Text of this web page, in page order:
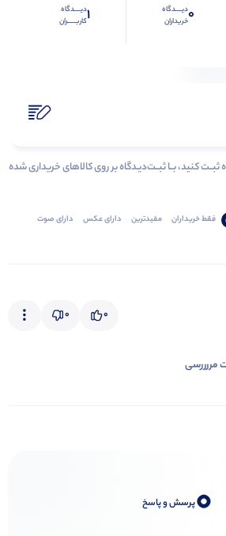
0دیــــدگاه
خریداران
1دیــــدگاه
کاربـــــران
ثبــت کنید، بــا ثبــت‌دیـدگاه بر روی کالاهای خریداری شده
فقط‌ خریداران‌ مفیدترین دارای‌ عکس دارای‌ صوت
0
0
0پرسش و پاسخ